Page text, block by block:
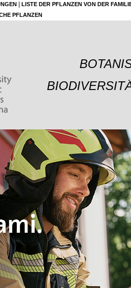
LISTE DER PFLANZEN VON DER
PFLANZEN